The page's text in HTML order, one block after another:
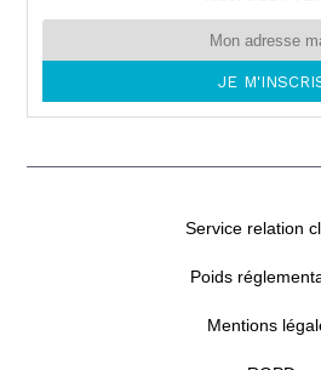
Service relation
Poids
Mentions